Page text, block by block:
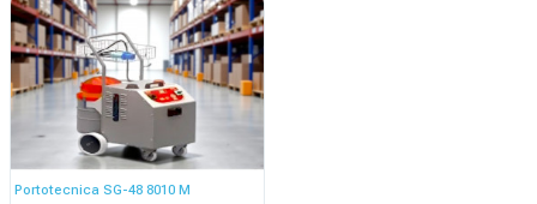
Portotecnica SG-48 8010 M